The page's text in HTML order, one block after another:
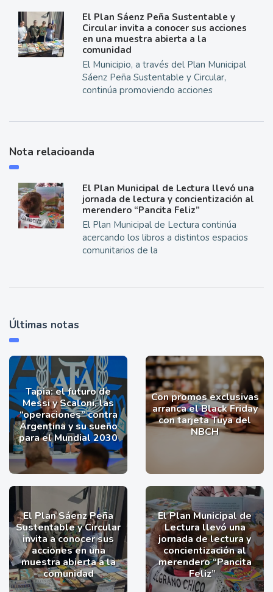
El Plan Sáenz Peña Sustentable y
Circular invita a conocer sus acciones
en una muestra abierta a la
comunidad
El Municipio, a través del Plan Municipal
Sáenz Peña Sustentable y Circular,
continúa promoviendo acciones
Nota relacioanda
El Plan Municipal de Lectura llevó una
jornada de lectura y concientización al
merendero “Pancita Feliz”
El Plan Municipal de Lectura continúa
acercando los libros a distintos espacios
comunitarios de la
Últimas notas
Tapia: el futuro de
Messi y Scaloni, las
“operaciones” contra
Argentina y su sueño
para el Mundial 2030
Con promos exclusivas
arranca el Black Friday
con tarjeta Tuya del
NBCH
El Plan Sáenz Peña
Sustentable y Circular
invita a conocer sus
acciones en una
muestra abierta a la
comunidad
El Plan Municipal de
Lectura llevó una
jornada de lectura y
concientización al
merendero “Pancita
Feliz”